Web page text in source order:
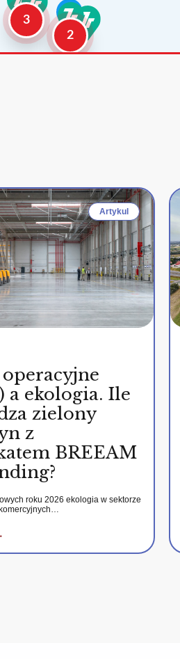
2
3
Artykul
a ekologia. Ile
zielony
z
BREEAM
roku 2026 ekologia w sektorze